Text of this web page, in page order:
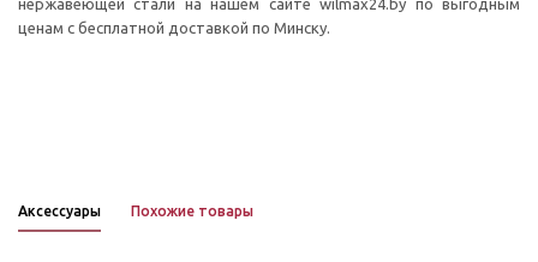
нержавеющей стали на нашем сайте wilmax24.by по выгодным
ценам с бесплатной доставкой по Минску.
Аксессуары Похожие товары